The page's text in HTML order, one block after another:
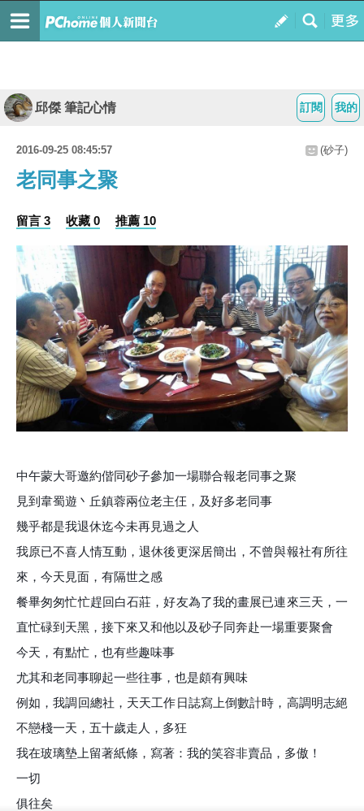
我的
訂閱
邱傑 筆記心情
2016-09-25 08:45:57 (砂子)
老同事之聚
留言 3 收藏 0 推薦 10
中午蒙大哥邀約偕同砂子參加一場聯合報老同事之聚
見到韋蜀遊丶丘鎮蓉兩位老主仼，及好多老同事
幾乎都是我退休迄今未再見過之人
我原已不喜人情互動，退休後更深居簡出，不曾與報社有所往
來，今天見面，有隔世之感
餐畢匆匆忙忙趕回白石莊，好友為了我的畫展已連來三天，一
直忙碌到天黑，接下來又和他以及砂子同奔赴一場重要聚會
今天，有點忙，也有些趣味事
尤其和老同事聊起一些往事，也是頗有興味
例如，我調回總社，天天工作日誌寫上倒數計時，高調明志絕
不戀棧一天，五十歲走人，多狂
我在玻璃墊上留著紙條，寫著：我的笑容非賣品，多傲！
一切
俱往矣